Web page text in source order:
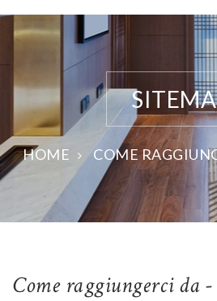
HOME COME
Come raggiungerci da -